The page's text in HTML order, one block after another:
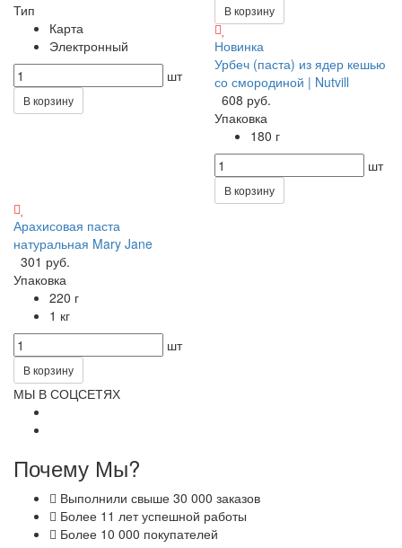
Тип
Карта
Электронный
шт
В корзину
В корзину
Новинка
Урбеч (паста) из ядер кешью
со смородиной | Nutvill
608 руб.
Упаковка
180 г
шт
В корзину
Арахисовая паста
натуральная Mary Jane
301 руб.
Упаковка
220 г
1 кг
шт
В корзину
МЫ В СОЦСЕТЯХ
Почему Мы?
Выполнили свыше 30 000 заказов
Более 11 лет успешной работы
Более 10 000 покупателей